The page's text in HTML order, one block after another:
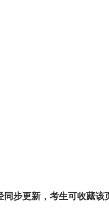
同步更新，考生可收藏该